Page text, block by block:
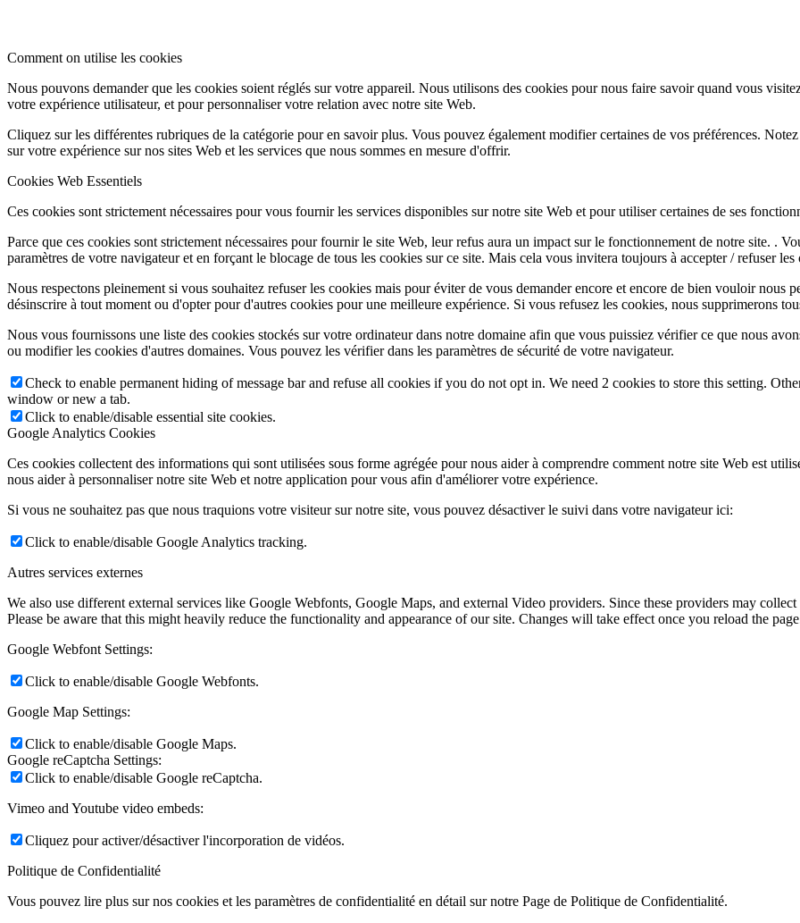
Comment on utilise les cookies
Nous pouvons demander que les cookies soient réglés sur votre appareil. Nous utilisons des cookies pour nous faire savoir quand vous
votre expérience utilisateur, et pour personnaliser votre relation avec notre site Web.
Cliquez sur les différentes rubriques de la catégorie pour en savoir plus. Vous pouvez également modifier certaines de vos préférences.
sur votre expérience sur nos sites Web et les services que nous sommes en mesure d'offrir.
Cookies Web Essentiels
Ces cookies sont strictement nécessaires pour vous fournir les services disponibles sur notre site Web et pour utiliser certaines de ses
Parce que ces cookies sont strictement nécessaires pour fournir le site Web, leur refus aura un impact sur le fonctionnement de notre site. .
paramètres de votre navigateur et en forçant le blocage de tous les cookies sur ce site. Mais cela vous invitera toujours à accepter / refuser
Nous respectons pleinement si vous souhaitez refuser les cookies mais pour éviter de vous demander encore et encore de bien vouloir nous
désinscrire à tout moment ou d'opter pour d'autres cookies pour une meilleure expérience. Si vous refusez les cookies, nous supprimerons
Nous vous fournissons une liste des cookies stockés sur votre ordinateur dans notre domaine afin que vous puissiez vérifier ce que nous
ou modifier les cookies d'autres domaines. Vous pouvez les vérifier dans les paramètres de sécurité de votre navigateur.
Check to enable permanent hiding of message bar and refuse all cookies if you do not opt in. We need 2 cookies to store this setting.
window or new a tab.
Click to enable/disable essential site cookies.
Google Analytics Cookies
Ces cookies collectent des informations qui sont utilisées sous forme agrégée pour nous aider à comprendre comment notre site Web est
nous aider à personnaliser notre site Web et notre application pour vous afin d'améliorer votre expérience.
Si vous ne souhaitez pas que nous traquions votre visiteur sur notre site, vous pouvez désactiver le suivi dans votre navigateur ici:
Click to enable/disable Google Analytics tracking.
Autres services externes
We also use different external services like Google Webfonts, Google Maps, and external Video providers. Since these providers may
Please be aware that this might heavily reduce the functionality and appearance of our site. Changes will take effect once you reload the
Google Webfont Settings:
Click to enable/disable Google Webfonts.
Google Map Settings:
Click to enable/disable Google Maps.
Google reCaptcha Settings:
Click to enable/disable Google reCaptcha.
Vimeo and Youtube video embeds:
Cliquez pour activer/désactiver l'incorporation de vidéos.
Politique de Confidentialité
Vous pouvez lire plus sur nos cookies et les paramètres de confidentialité en détail sur notre Page de Politique de Confidentialité.